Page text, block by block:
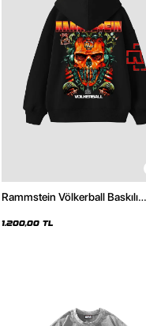
Rammstein Völkerball Baskılı
1.200,00 TL